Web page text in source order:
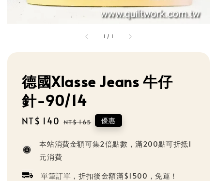
1 / 1
德國Xlasse Jeans 牛仔
針-90/14
Sale
NT$ 140 Regular
NT$ 165 優惠
本站消費金額可集2倍點數，滿200點可折抵1
元消費
單筆訂單，折扣後金額滿$1500，免運！